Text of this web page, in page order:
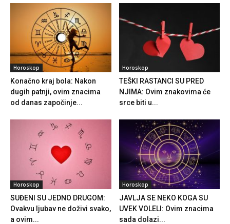
Horoskop
Konačno kraj bola: Nakon
dugih patnji, ovim znacima
od danas započinje...
Horoskop
TEŠKI RASTANCI SU PRED
NJIMA: Ovim znakovima će
srce biti u...
Horoskop
SUĐENI SU JEDNO DRUGOM:
Ovakvu ljubav ne doživi svako,
a ovim...
Horoskop
JAVLJA SE NEKO KOGA SU
UVEK VOLELI: Ovim znacima
sada dolazi...